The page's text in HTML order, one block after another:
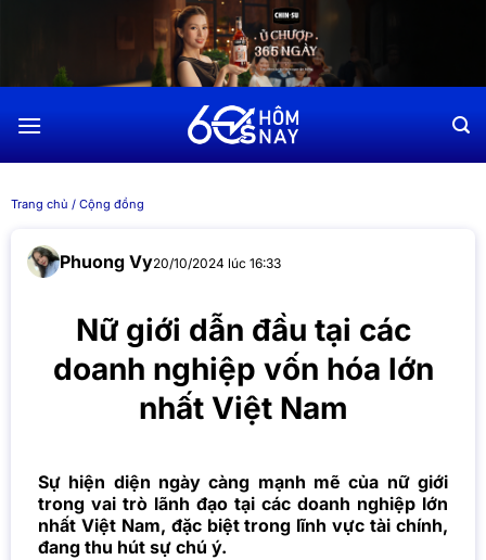
dung
Trang chủ / Cộng đồng
Phuong Vy20/10/2024 lúc 16:33
Nữ giới dẫn đầu tại các
doanh nghiệp vốn hóa lớn
nhất Việt Nam
Sự hiện diện ngày càng mạnh mẽ của nữ giới
trong vai trò lãnh đạo tại các doanh nghiệp lớn
nhất Việt Nam, đặc biệt trong lĩnh vực tài chính,
đang thu hút sự chú ý.